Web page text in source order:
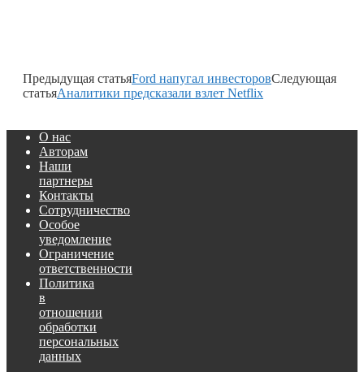
Предыдущая статьяFord напугал инвесторовСледующая
статьяАналитики предсказали взлет Netflix
О нас
Авторам
Наши
партнеры
Контакты
Сотрудничество
Особое
уведомление
Ограничение
ответственности
Политика
в
отношении
обработки
персональных
данных